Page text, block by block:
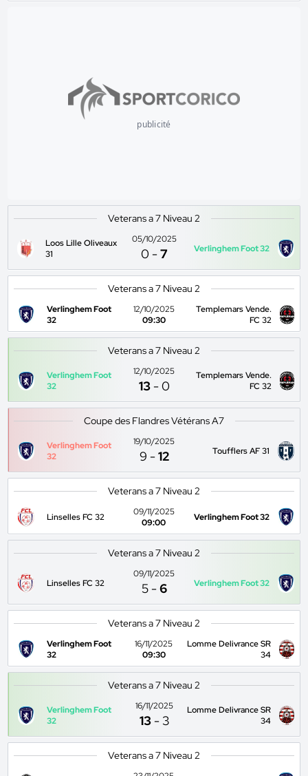
publicité
Veterans a 7 Niveau 2
Loos Lille Oliveaux
31
05/10/2025
0 -7 Verlinghem Foot 32
Veterans a 7 Niveau 2
Verlinghem Foot
32
12/10/2025
09:30
Templemars Vende.
FC 32
Veterans a 7 Niveau 2
Verlinghem Foot
32
12/10/2025
13 -0
Templemars Vende.
FC 32
Coupe des Flandres Vétérans A7
Verlinghem Foot
32
19/10/2025
9 -12 Toufflers AF 31
Veterans a 7 Niveau 2
Linselles FC 32
09/11/2025
09:00
Verlinghem Foot 32
Veterans a 7 Niveau 2
Linselles FC 32
09/11/2025
5 -6 Verlinghem Foot 32
Veterans a 7 Niveau 2
Verlinghem Foot
32
16/11/2025
09:30
Lomme Delivrance SR
34
Veterans a 7 Niveau 2
Verlinghem Foot
32
16/11/2025
13 - 3
Lomme Delivrance SR
34
Veterans a 7 Niveau 2